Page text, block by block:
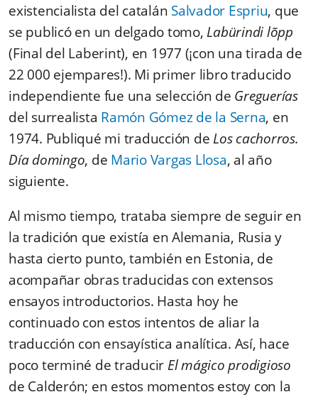
existencialista del catalán Salvador Espriu, que
se publicó en un delgado tomo, Labürindi lõpp
(Final del Laberint), en 1977 (¡con una tirada de
22 000 ejempares!). Mi primer libro traducido
independiente fue una selección de Greguerías
del surrealista Ramón Gómez de la Serna, en
1974. Publiqué mi traducción de Los cachorros.
Día domingo, de Mario Vargas Llosa, al año
siguiente.
Al mismo tiempo, trataba siempre de seguir en
la tradición que existía en Alemania, Rusia y
hasta cierto punto, también en Estonia, de
acompañar obras traducidas con extensos
ensayos introductorios. Hasta hoy he
continuado con estos intentos de aliar la
traducción con ensayística analítica. Así, hace
poco terminé de traducir El mágico prodigioso
de Calderón; en estos momentos estoy con la